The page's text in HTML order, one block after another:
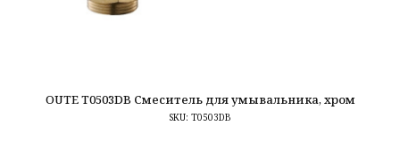
OUTE T0503DB Смеситель для умывальника, хром
SKU: T0503DB